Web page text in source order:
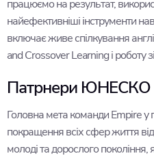
працюємо на результат,
найефективніші інструменти
включає живе спілкування
and Crossover Learning і роботу
Патрнери ЮНЕСКО
Головна мета команди Empire у
покращення всіх сфер життя
молоді та дорослого